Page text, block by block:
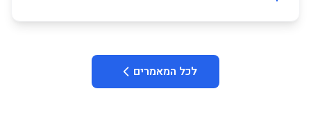
לכל המאמרים